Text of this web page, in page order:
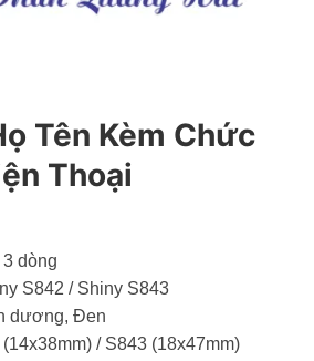
Tên Kèm Chức
Thoại
dòng
S842 / Shiny S843
dương, Đen
/ S843 (18x47mm)